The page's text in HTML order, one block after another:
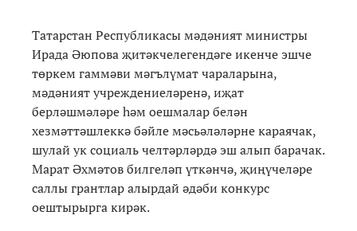
Татарстан Республикасы мәдәният министры
Ирада Әюпова җитәкчелегендәге икенче эшче
төркем гаммәви мәгълүмат чараларына,
мәдәният учреждениеләренә, иҗат
берләшмәләре һәм оешмалар белән
хезмәттәшлеккә бәйле мәсьәләләрне караячак,
шулай ук социаль челтәрләрдә эш алып барачак.
Марат Әхмәтов билгеләп үткәнчә, җиңүчеләре
саллы грантлар алырдай әдәби конкурс
оештырырга кирәк.